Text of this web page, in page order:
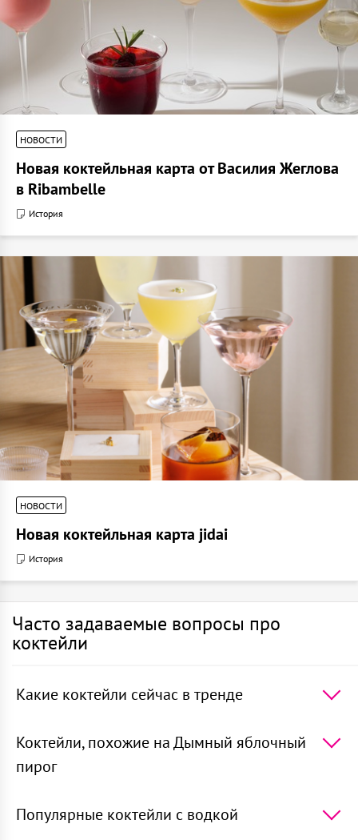
НОВОСТИ
Новая коктейльная карта от Василия Жеглова
в Ribambelle
История
НОВОСТИ
Новая коктейльная карта jidai
История
Часто задаваемые вопросы про
коктейли
Какие коктейли сейчас в тренде
Шприц, Мохито, Маргарита , Негрони, Джин тоник
Коктейли, похожие на Дымный яблочный
пирог
яблочный пирог -Виски яблочный
Шум ,
Лавандовый пирог с
Популярные коктейли с водкой